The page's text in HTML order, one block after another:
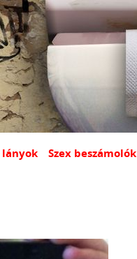
lányok Szex beszámolók